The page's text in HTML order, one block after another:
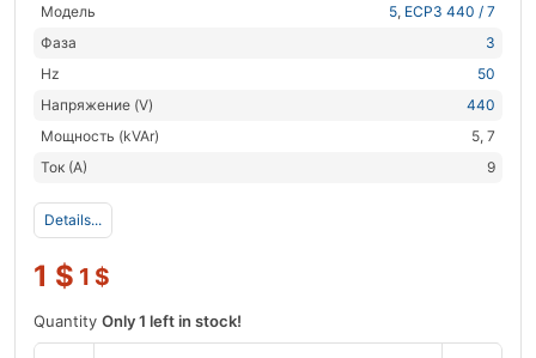
Модель
5, ECP3 440 / 7
Фаза
3
Hz
50
Напряжение (V)
440
Мощность (kVAr)
5, 7
Ток (А)
9
Details...
1 $ 1 $
Quantity Only 1 left in stock!